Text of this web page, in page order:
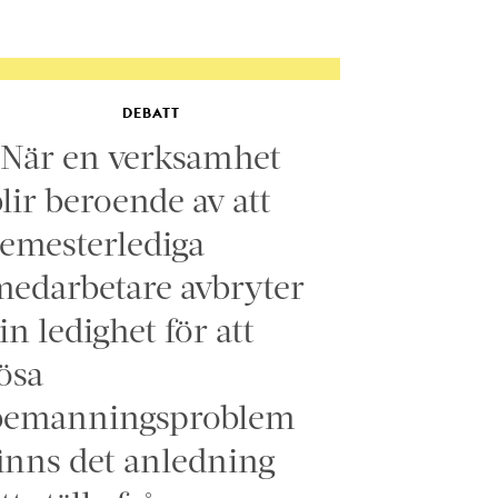
DEBATT
en verksamhet
beroende av att
avbryter
ledighet för att
det anledning